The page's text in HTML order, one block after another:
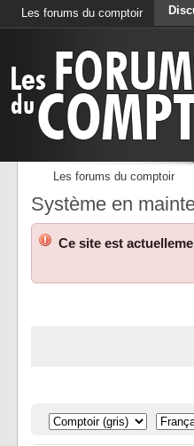
Les forums du comptoir
Les forums du comptoir
Système en
Ce site est